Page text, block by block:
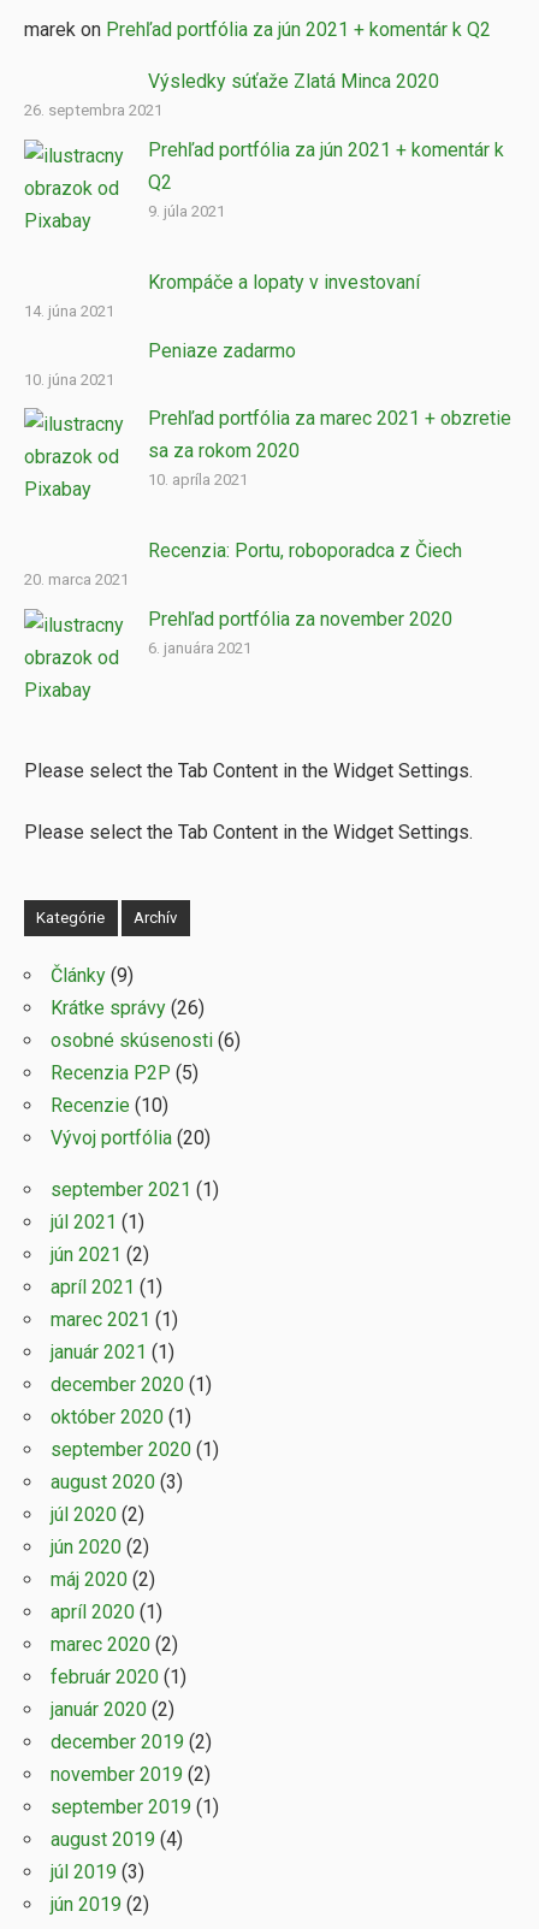
marek on Prehľad portfólia za jún 2021 + komentár k Q2
Výsledky súťaže Zlatá Minca 2020
26. septembra 2021
Prehľad portfólia za jún 2021 + komentár k
Q2
9. júla 2021
Krompáče a lopaty v investovaní
14. júna 2021
Peniaze zadarmo
10. júna 2021
Prehľad portfólia za marec 2021 + obzretie
sa za rokom 2020
10. apríla 2021
Recenzia: Portu, roboporadca z Čiech
20. marca 2021
Prehľad portfólia za november 2020
6. januára 2021
Please select the Tab Content in the Widget Settings.
Please select the Tab Content in the Widget Settings.
Kategórie Archív
Články(9)
Krátke správy(26)
osobné skúsenosti(6)
Recenzia P2P (5)
Recenzie (10)
Vývoj portfólia(20)
september 2021 (1)
júl 2021 (1)
jún 2021 (2)
apríl 2021 (1)
marec 2021 (1)
január 2021 (1)
december 2020(1)
október 2020(1)
september 2020(1)
august 2020(3)
júl 2020(2)
jún 2020(2)
máj 2020(2)
apríl 2020(1)
marec 2020(2)
február 2020(1)
január 2020(2)
december 2019 (2)
november 2019 (2)
september 2019 (1)
august 2019 (4)
júl 2019 (3)
jún 2019 (2)